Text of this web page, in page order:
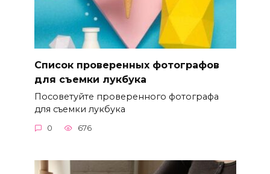
Список проверенных фотографов
для съемки лукбука
Посоветуйте проверенного фотографа
для съемки лукбука
0 676